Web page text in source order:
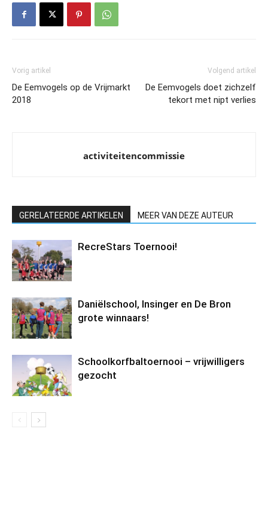
Vorig artikel
De Eemvogels op de Vrijmarkt
2018
Volgend artikel
De Eemvogels doet zichzelf
tekort met nipt verlies
activiteitencommissie
GERELATEERDE ARTIKELEN MEER VAN DEZE AUTEUR
RecreStars Toernooi!
Daniëlschool, Insinger en De Bron
grote winnaars!
Schoolkorfbaltoernooi – vrijwilligers
gezocht